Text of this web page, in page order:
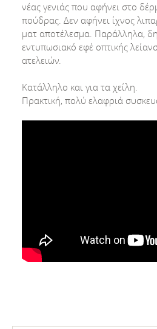
νέας γενιάς που αφήνει στο
πούδρας. Δεν αφήνει ίχνος
ματ αποτέλεσμα. Παράλληλα,
εντυπωσιακό εφέ οπτικής
ατελειών.
Κατάλληλο και για τα χείλη.
Πρακτική, πολύ ελαφριά